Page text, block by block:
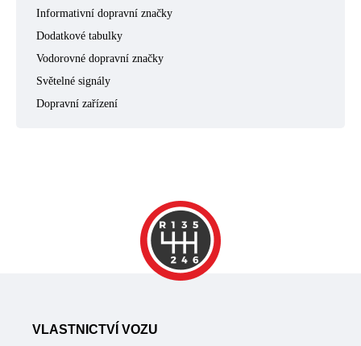
Informativní dopravní značky
Dodatkové tabulky
Vodorovné dopravní značky
Světelné signály
Dopravní zařízení
VLASTNICTVÍ VOZU